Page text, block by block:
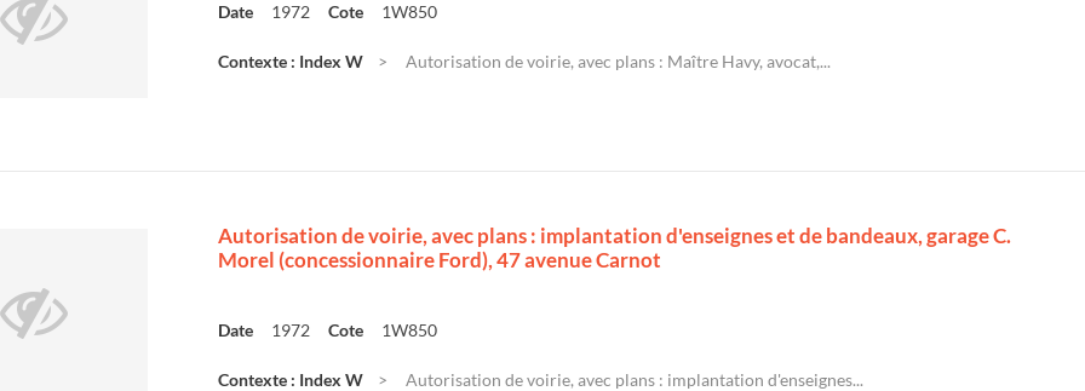
Date 1972 Cote 1W850
Contexte : Index W Autorisation de voirie, avec plans : Maître Havy, avocat,...
Autorisation de voirie, avec plans : implantation d'enseignes et de bandeaux, garage C.
Morel (concessionnaire Ford), 47 avenue Carnot
Date 1972 Cote 1W850
Contexte : Index W Autorisation de voirie, avec plans : implantation d'enseignes...